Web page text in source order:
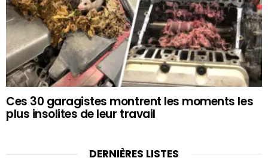
Ces 30 garagistes montrent les moments les
plus insolites de leur travail
DERNIÈRES LISTES